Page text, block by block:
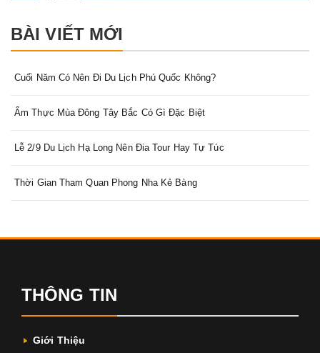
BÀI VIẾT MỚI
Cuối Năm Có Nên Đi Du Lịch Phú Quốc Không?
Ẩm Thực Mùa Đông Tây Bắc Có Gì Đặc Biệt
Lễ 2/9 Du Lịch Hạ Long Nên Đia Tour Hay Tự Túc
Thời Gian Tham Quan Phong Nha Kẻ Bàng
THÔNG TIN
Giới Thiệu